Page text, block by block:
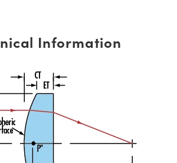
Information